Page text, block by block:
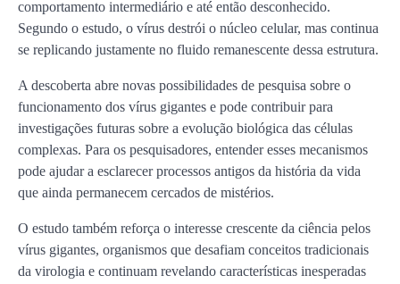
comportamento intermediário e até então desconhecido.
Segundo o estudo, o vírus destrói o núcleo celular, mas continua
se replicando justamente no fluido remanescente dessa estrutura.
A descoberta abre novas possibilidades de pesquisa sobre o
funcionamento dos vírus gigantes e pode contribuir para
investigações futuras sobre a evolução biológica das células
complexas. Para os pesquisadores, entender esses mecanismos
pode ajudar a esclarecer processos antigos da história da vida
que ainda permanecem cercados de mistérios.
O estudo também reforça o interesse crescente da ciência pelos
vírus gigantes, organismos que desafiam conceitos tradicionais
da virologia e continuam revelando características inesperadas